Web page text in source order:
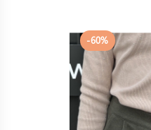
-60%